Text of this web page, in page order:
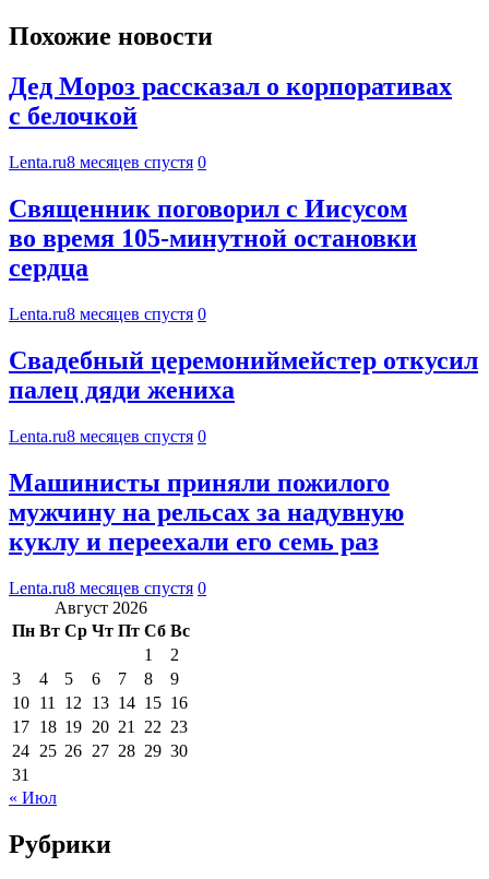
Похожие новости
Дед Мороз рассказал о корпоративах
с белочкой
Lenta.ru8 месяцев спустя 0
Священник поговорил с Иисусом
во время 105-минутной остановки
сердца
Lenta.ru8 месяцев спустя 0
Свадебный церемониймейстер откусил
палец дяди жениха
Lenta.ru8 месяцев спустя 0
Машинисты приняли пожилого
мужчину на рельсах за надувную
куклу и переехали его семь раз
Lenta.ru8 месяцев спустя 0
Август 2026
Пн Вт Ср Чт Пт Сб Вс
1
2
3
4 5 6 7 8
9
10 11 12 13 14 15 16
17 18 19 20 21 22 23
24 25 26 27 28 29 30
31
« Июл
Рубрики